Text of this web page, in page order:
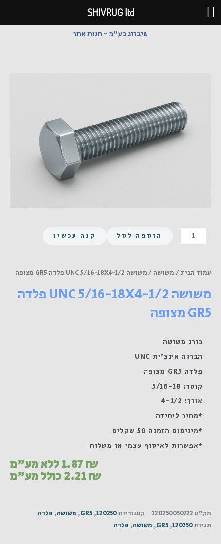
דילוג
לתוכן
שיברוג בע"מ - חנות אתר
כמות
של
18X4-
פלדה
מצופה
הוספה לסל קנה עכשיו
עמוד הבית/ משושה / משושה UNC 5/16-18X4-1/2 פלדה GR5 מצופה
משושה UNC 5/16-18X4-1/2 פלדה
GR5 מצופה
בורג משושה
הברגה אינצ'ית UNC
פלדה GR5 מצופה
קוטר: 5/16-18
אורך: 4-1/2
*מחיר ליחידה
*מינימום הזמנה 50 שקלים
*אפשרות לאיסוף עצמי או משלוח
1.87₪ ללא מע"מ
2.21₪ כולל מע"מ
מק"ט 120250050722 קטגוריות120250
,
GR5
, משושה, פלדה
תגיות120250
,
GR5
, משושה, פלדה
SHIVRUG ltd